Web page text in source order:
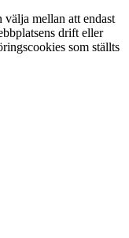
mellan att endast
drift eller
som ställts